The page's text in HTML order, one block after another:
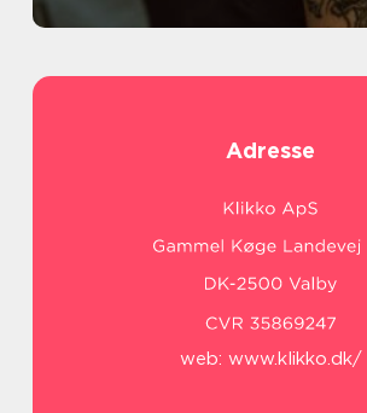
Adresse
web: www.klikko.dk/